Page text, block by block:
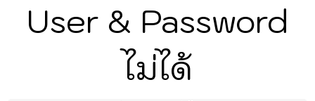
User & Password
ไม่ได้